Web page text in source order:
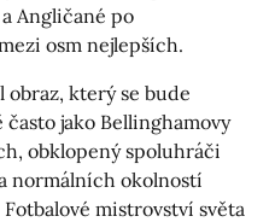
Angličané po
osm nejlepších.
který se bude
jako Bellinghamovy
obklopený spoluhráči
normálních okolností
mistrovství světa